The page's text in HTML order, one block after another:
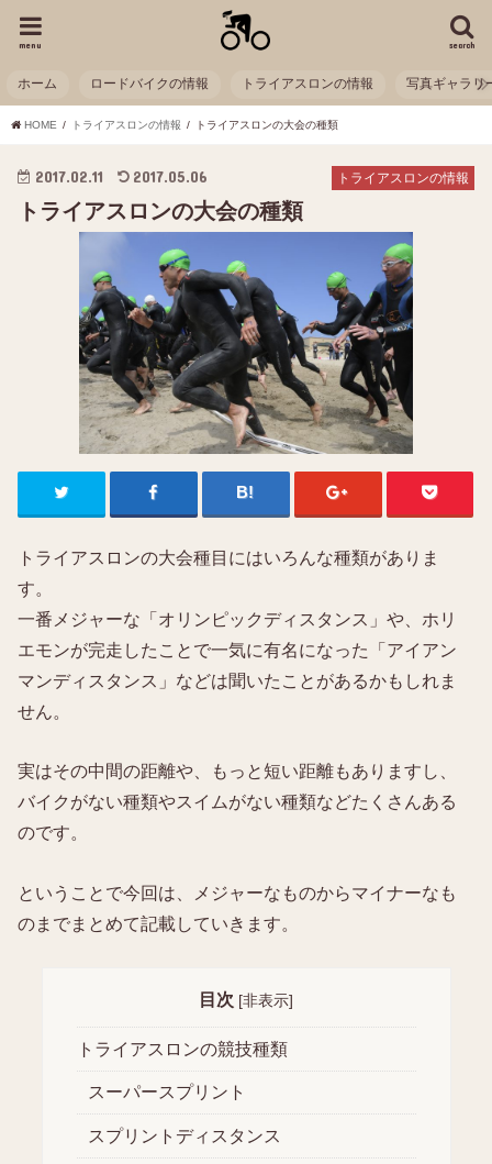
search
menu
ホーム ロードバイクの情報 トライアスロンの情報 写真ギャラリ
HOME トライアスロンの情報 トライアスロンの大会の種類
トライアスロンの情報
2017.02.11 2017.05.06
トライアスロンの大会の種類
トライアスロンの大会種目にはいろんな種類がありま
す。
一番メジャーな「オリンピックディスタンス」や、ホリ
エモンが完走したことで一気に有名になった「アイアン
マンディスタンス」などは聞いたことがあるかもしれま
せん。
実はその中間の距離や、もっと短い距離もありますし、
バイクがない種類やスイムがない種類などたくさんある
のです。
ということで今回は、メジャーなものからマイナーなも
のまでまとめて記載していきます。
目次 [非表示]
トライアスロンの競技種類
スーパースプリント
スプリントディスタンス